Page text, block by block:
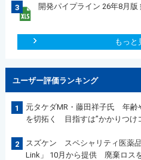
3 開発パイプライン 26年8月版
もっと
ユーザー評価ランキング
1
元タケダMR・藤田祥子氏 年齢
を切拓く 目指すは”かかりつけ
2
スズケン スペシャリティ医薬
Link」 10月から提供 廃棄ロス